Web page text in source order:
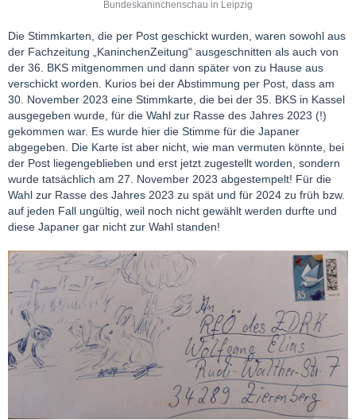
Bundeskaninchenschau in Leipzig
Die Stimmkarten, die per Post geschickt wurden, waren sowohl aus
der Fachzeitung „KaninchenZeitung“ ausgeschnitten als auch von
der 36. BKS mitgenommen und dann später von zu Hause aus
verschickt worden. Kurios bei der Abstimmung per Post, dass am
30. November 2023 eine Stimmkarte, die bei der 35. BKS in Kassel
ausgegeben wurde, für die Wahl zur Rasse des Jahres 2023 (!)
gekommen war. Es wurde hier die Stimme für die Japaner
abgegeben. Die Karte ist aber nicht, wie man vermuten könnte, bei
der Post liegengeblieben und erst jetzt zugestellt worden, sondern
wurde tatsächlich am 27. November 2023 abgestempelt! Für die
Wahl zur Rasse des Jahres 2023 zu spät und für 2024 zu früh bzw.
auf jeden Fall ungültig, weil noch nicht gewählt werden durfte und
diese Japaner gar nicht zur Wahl standen!